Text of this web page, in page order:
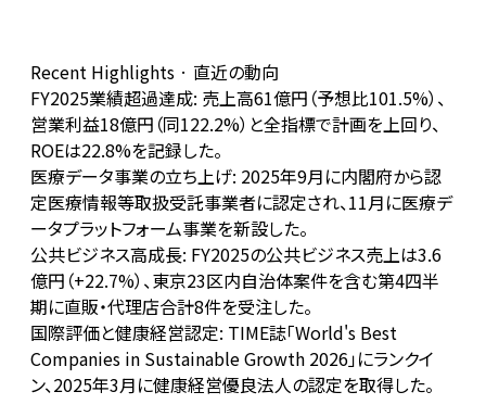
Recent Highlights · 直近の動向
FY2025業績超過達成: 売上高61億円（予想比101.5%）、
営業利益18億円（同122.2%）と全指標で計画を上回り、
ROEは22.8%を記録した。
医療データ事業の立ち上げ: 2025年9月に内閣府から認
定医療情報等取扱受託事業者に認定され、11月に医療デ
ータプラットフォーム事業を新設した。
公共ビジネス高成長: FY2025の公共ビジネス売上は3.6
億円（+22.7%）、東京23区内自治体案件を含む第4四半
期に直販・代理店合計8件を受注した。
国際評価と健康経営認定: TIME誌「World's Best
Companies in Sustainable Growth 2026」にランクイ
ン、2025年3月に健康経営優良法人の認定を取得した。